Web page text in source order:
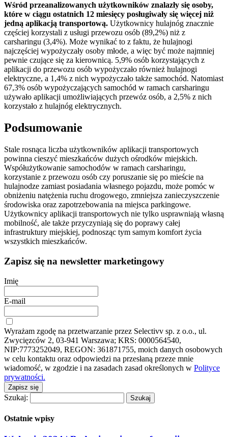
Wśród przeanalizowanych użytkowników znalazły się osoby,
które w ciągu ostatnich 12 miesięcy posługiwały się więcej niż
jedną aplikacją transportową. Użytkownicy hulajnóg znacznie
częściej korzystali z usługi przewozu osób (89,2%) niż z
carsharingu (3,4%). Może wynikać to z faktu, że hulajnogi
najczęściej wypożyczały osoby młode, a więc być może najmniej
pewnie czujące się za kierownicą. 5,9% osób korzystających z
aplikacji do przewozu osób wypożyczało również hulajnogi
elektryczne, a 1,4% z nich wypożyczało także samochód. Natomiast
67,3% osób wypożyczających samochód w ramach carsharingu
używało aplikacji umożliwiających przewóz osób, a 2,5% z nich
korzystało z hulajnóg elektrycznych.
Podsumowanie
Stale rosnąca liczba użytkowników aplikacji transportowych
powinna cieszyć mieszkańców dużych ośrodków miejskich.
Współużytkowanie samochodów w ramach carsharingu,
korzystanie z przewozu osób czy poruszanie się po mieście na
hulajnodze zamiast posiadania własnego pojazdu, może pomóc w
obniżeniu natężenia ruchu drogowego, zmniejsza zanieczyszczenie
środowiska oraz zapotrzebowania na miejsca parkingowe.
Użytkownicy aplikacji transportowych nie tylko usprawniają własną
mobilność, ale także przyczyniają się do poprawy całej
infrastruktury miejskiej, podnosząc tym samym komfort życia
wszystkich mieszkańców.
Zapisz się na newsletter marketingowy
Imię
E-mail
Wyrażam zgodę na przetwarzanie przez Selectivv sp. z o.o., ul.
Zwycięzców 2, 03-941 Warszawa; KRS: 0000564540,
NIP:7773252049, REGON: 361871755, moich danych osobowych
w celu kontaktu oraz odpowiedzi na przesłaną przeze mnie
wiadomość, w zgodzie i na zasadach zasad określonych w Polityce
prywatności.
Zapisz się
Szukaj:
Ostatnie wpisy